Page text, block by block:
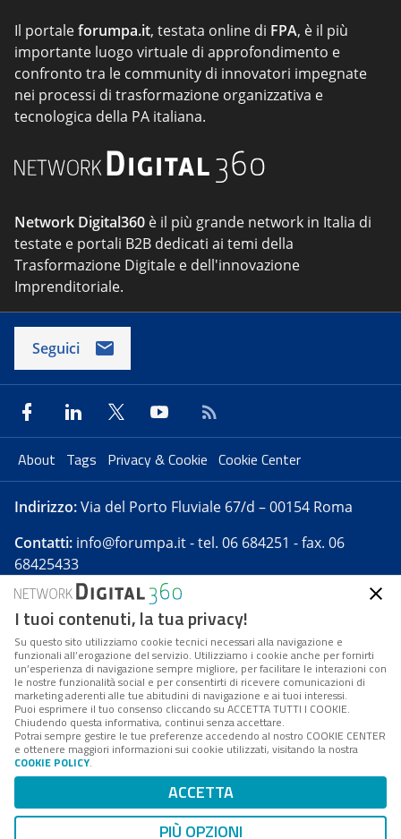
Il portaleforumpa.it, testata online di FPA, è il più
importante luogo virtuale di approfondimento e
confronto tra le community di innovatori impegnate
nei processi di trasformazione organizzativa e
tecnologica della PA italiana.
Network Digital360 è il più grande network in Italia di
testate e portali B2B dedicati ai temi della
Trasformazione Digitale e dell'innovazione
Imprenditoriale.
Seguici
About Tags Privacy & Cookie Cookie Center
Indirizzo:Via del Porto Fluviale 67/d – 00154 Roma
Contatti: info@forumpa.it- tel. 06 684251 - fax. 06
68425433
Forumpa.itè una pubblicazione telematica iscritta
presso Registro della stampa del Tribunale di Roma -
Reg. n. 182 del 2 maggio 2008 - Direttore resp. Michela
Stentella
FPA s.r.l. è società soggetta a Direzione e
Coordinamento da parte di Digital360 S.p.A. - FPA s.r.l.
è un'azienda certificata per il sistema di management
Codice Fiscale/Partita IVA n. 10693191008 - R.E.A. Roma
n. 1249791. ISP AWS
Mappa del sito
I tuoi contenuti, la tua privacy!
Su questo sito utilizziamo cookie tecnici necessari alla navigazione e
funzionali all’erogazione del servizio. Utilizziamo i cookie anche per fornirti
un’esperienza di navigazione sempre migliore, per facilitare le interazioni con
le nostre funzionalità social e per consentirti di ricevere comunicazioni di
marketing aderenti alle tue abitudini di navigazione e ai tuoi interessi.
Puoi esprimere il tuo consenso cliccando su ACCETTA TUTTI I COOKIE.
Chiudendo questa informativa, continui senza accettare.
Potrai sempre gestire le tue preferenze accedendo al nostro COOKIE CENTER
e ottenere maggiori informazioni sui cookie utilizzati, visitando la nostra
COOKIE POLICY.
ACCETTA
PIÙ OPZIONI